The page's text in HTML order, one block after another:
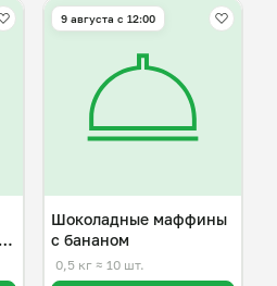
9 августа с 12:00
Шоколадные маффины
с бананом
0,5 кг ≈ 10 шт.